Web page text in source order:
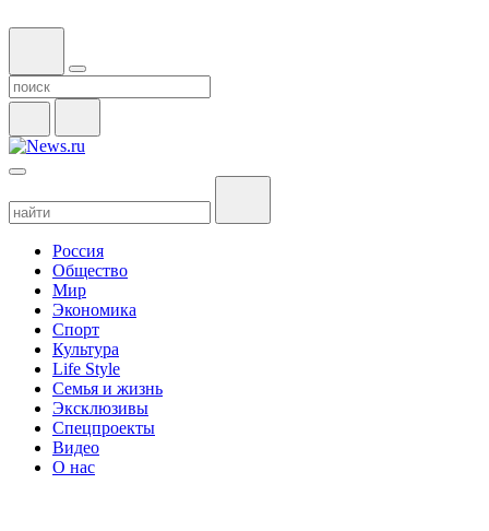
Россия
Общество
Мир
Экономика
Спорт
Культура
Life Style
Семья и жизнь
Эксклюзивы
Спецпроекты
Видео
О нас